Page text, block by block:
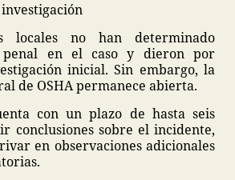
locales no han determinado
penal en el caso y dieron por
inicial. Sin embargo, la
de OSHA permanece abierta.
con un plazo de hasta seis
conclusiones sobre el incidente,
en observaciones adicionales